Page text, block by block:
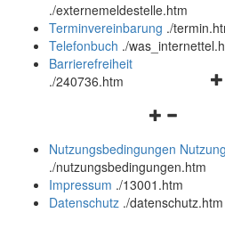
und
schließen
./externemeldestelle.htm
Terminvereinbarung ./
Telefonbuch ./
Barrierefreiheit
./240736.htm
und
schließen
Nutzungsbedingungen
./nutzungsbedingungen.htm
Impressum ./13001.htm
Datenschutz ./datenschutz.htm